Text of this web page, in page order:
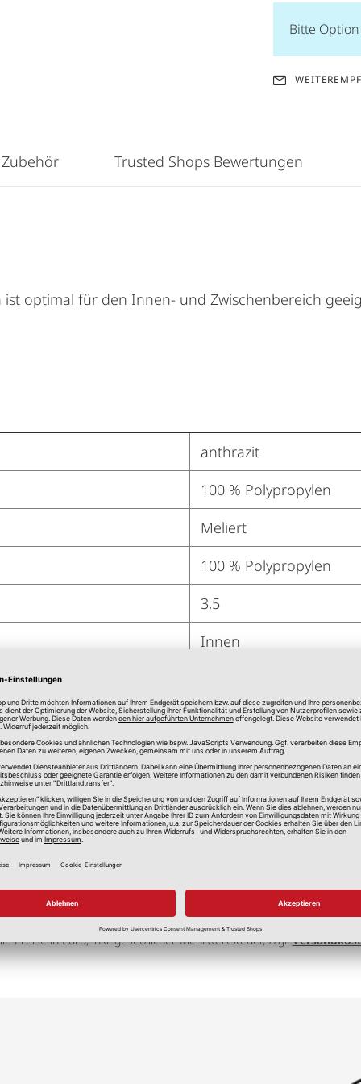
Bitte
optimal für den Innen- und Zwischenbereich
anthrazit
100 % Polypropylen
Meliert
100 % Polypropylen
3,5
Innen
Handwäsche
Trusted Shops Bewertungen
Preise in Euro, inkl. gesetzlicher Mehrwertsteuer, zzgl.